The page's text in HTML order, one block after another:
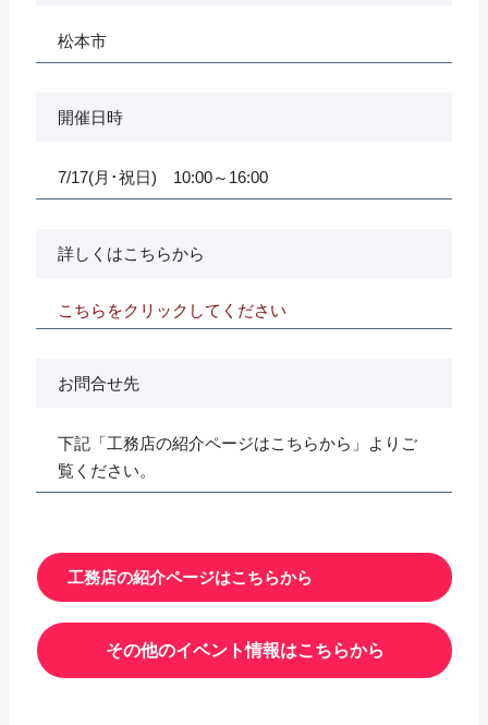
松本市
開催日時
7/17(月･祝日) 10:00～16:00
詳しくはこちらから
こちらをクリックしてください
お問合せ先
下記「工務店の紹介ページはこちらから」よりご
覧ください。
工務店の紹介ページはこちらから
その他のイベント情報はこちらから